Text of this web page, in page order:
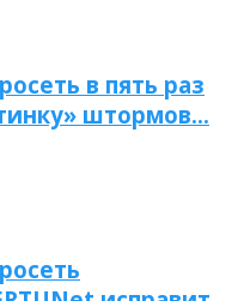
в пять раз
штормов…